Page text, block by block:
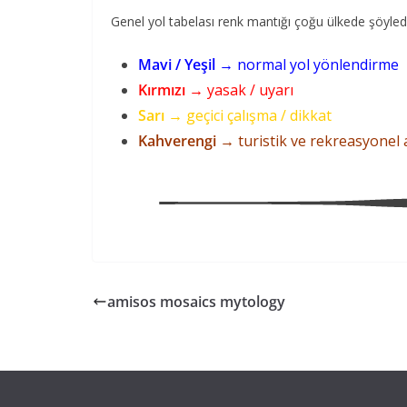
Genel yol tabelası renk mantığı çoğu ülkede
Mavi / Yeşil → normal yol yönlendirme
Kırmızı → yasak / uyarı
Sarı → geçici çalışma / dikkat
Kahverengi → turistik ve rekreasyonel
amisos mosaics mytology